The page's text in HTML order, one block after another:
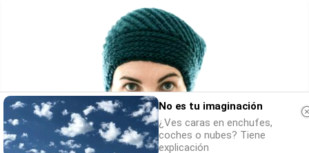
No es tu imaginación
¿Ves caras en enchufes,
coches o nubes? Tiene
explicación